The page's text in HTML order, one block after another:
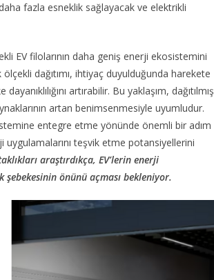
fazla esneklik sağlayacak ve elektrikli
EV filolarının daha geniş enerji ekosistemini
dağıtımı, ihtiyaç duyulduğunda harekete
artırabilir. Bu yaklaşım, dağıtılmış
artan benimsenmesiyle uyumludur.
entegre etme yönünde önemli bir adım
uygulamalarını teşvik etme potansiyellerini
araştırdıkça, EV’lerin enerji
önünü açması bekleniyor.